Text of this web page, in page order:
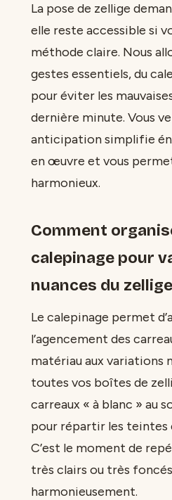
La pose de zellige
elle reste accessible si
méthode claire. Nous
gestes essentiels, du
pour éviter les
dernière minute. Vous
anticipation simplifie
en œuvre et vous
harmonieux.
Comment
calepinage pour
nuances du zellige
Le calepinage permet
l’agencement des
matériau aux variations
toutes vos boîtes de
carreaux « à blanc » au
pour répartir les teintes
C’est le moment de
très clairs ou très
harmonieusement.